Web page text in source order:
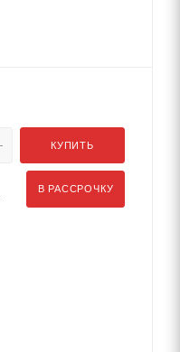
КУПИТЬ
В РАССРОЧКУ